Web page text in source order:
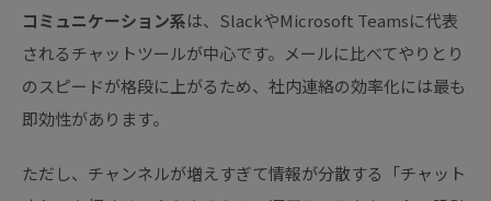
コミュニケーション系は、SlackやMicrosoft Teamsに代表
されるチャットツールが中心です。メールに比べてやりとり
のスピードが格段に上がるため、社内連絡の効率化には最も
即効性があります。
ただし、チャンネルが増えすぎて情報が分散する「チャット